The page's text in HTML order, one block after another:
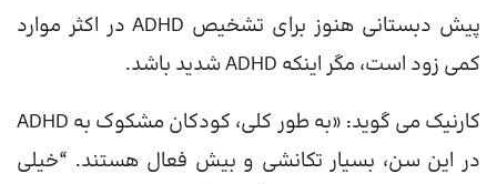
پیش دبستانی هنوز برای تشخیص ADHD در اکثر موارد
کمی زود است، مگر اینکه ADHD شدید باشد.
کارنیک می گوید: «به طور کلی، کودکان مشکوک به ADHD
در این سن، بسیار تکانشی و بیش فعال هستند. “خیلی